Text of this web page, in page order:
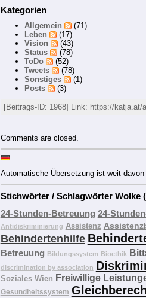
Kategorien
Allgemein
(71)
Leben
(17)
Vision
(43)
Status
(78)
ToDo
(52)
Tweets
(78)
Sonstiges
(1)
Posts
(3)
[Beitrags-ID: 1968] Link: https://katja.at/
Comments are closed.
Automatische Übersetzung ist weit
Stichwörter / Schlagwörter Wolke
24-Stunden-Betreuung 24-
Antidiskriminierung Assistenz
Behindertenhilfe
Betreuung Bildungssystem Bioethik
discrimination by association
Soziales Wien Freiwillige
Gesundheitssystem